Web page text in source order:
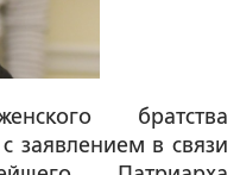
братства
заявлением в связи